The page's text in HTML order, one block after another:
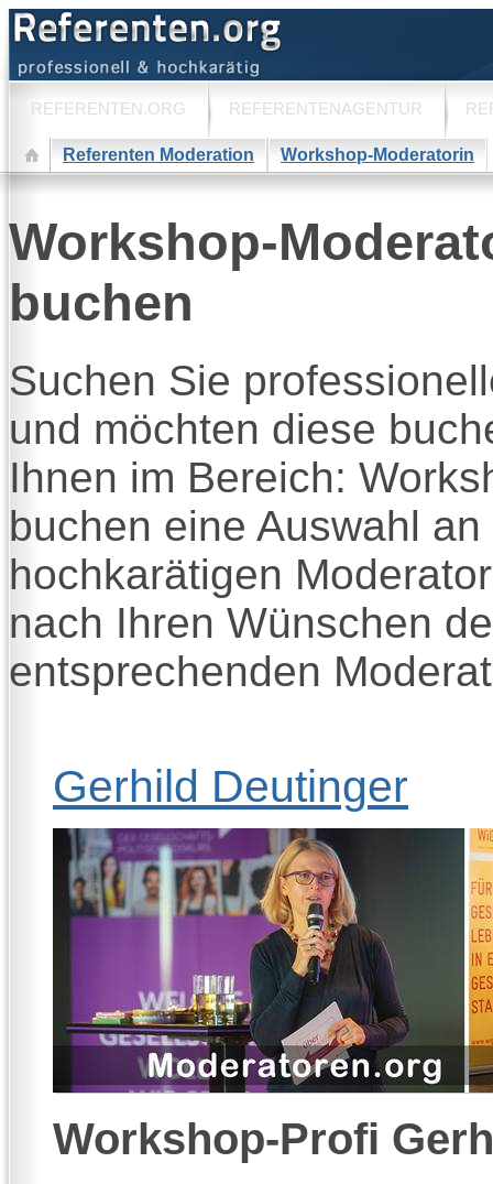
REFERENTEN.ORG REFERENTENAGENTUR
Referenten Moderation Workshop-Moderatorin
Workshop-
buchen
Suchen Sie
und möchten diese
Ihnen im Bereich:
buchen eine Auswahl
hochkarätigen
nach Ihren Wünschen
entsprechenden
Gerhild Deutinger
Workshop-Profi